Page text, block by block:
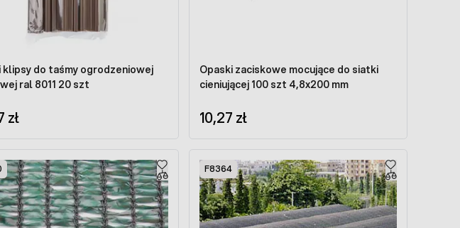
klipsy do taśmy ogrodzeniowej
brązowej ral 8011 20 szt
zł
Opaski zaciskowe mocujące do siatki
cieniującej 100 szt 4,8x200 mm
10,27 zł
F8364